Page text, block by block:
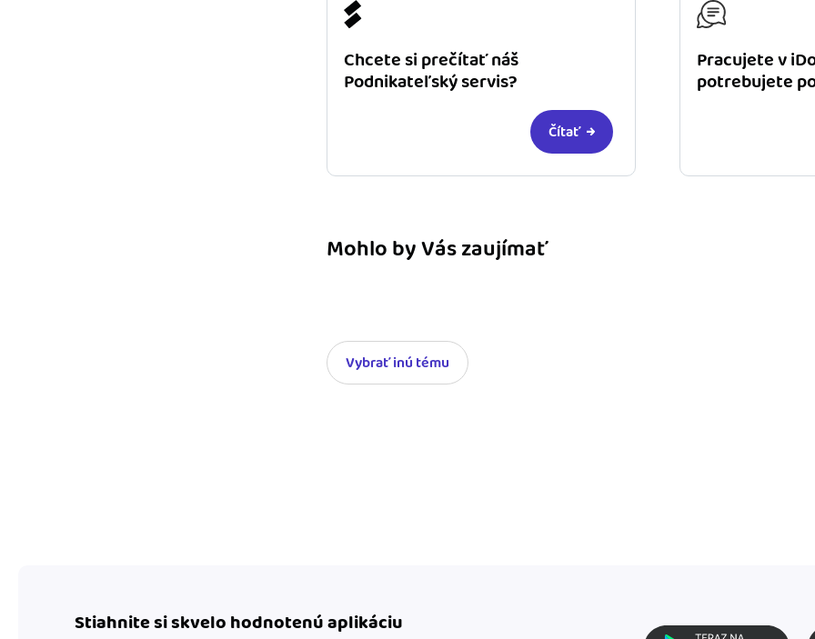
Chcete si prečítať náš
Podnikateľský servis?
Čítať
Pracujete v
potrebujete
Mohlo by Vás zaujímať
Vybrať inú tému
Stiahnite si skvelo hodnotenú aplikáciu